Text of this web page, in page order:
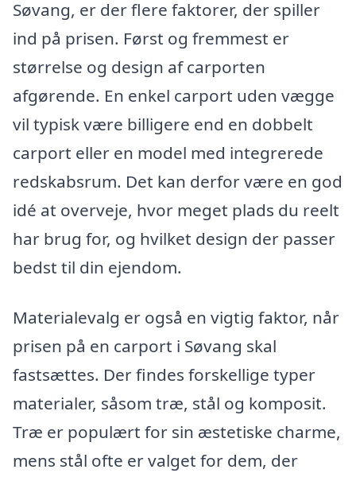
Søvang, er der flere faktorer, der spiller
ind på prisen. Først og fremmest er
størrelse og design af carporten
afgørende. En enkel carport uden vægge
vil typisk være billigere end en dobbelt
carport eller en model med integrerede
redskabsrum. Det kan derfor være en god
idé at overveje, hvor meget plads du reelt
har brug for, og hvilket design der passer
bedst til din ejendom.
Materialevalg er også en vigtig faktor, når
prisen på en carport i Søvang skal
fastsættes. Der findes forskellige typer
materialer, såsom træ, stål og komposit.
Træ er populært for sin æstetiske charme,
mens stål ofte er valget for dem, der